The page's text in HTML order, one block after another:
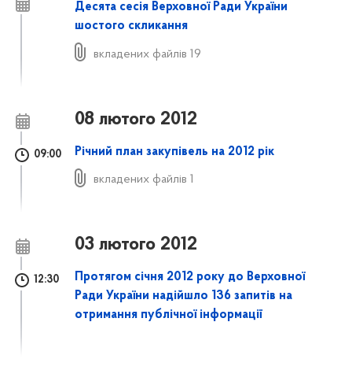
Десята сесія Верховної Ради України
шостого скликання
вкладених файлів 19
08 лютого 2012
09:00 Річний план закупівель на 2012 рік
вкладених файлів 1
03 лютого 2012
12:30
Протягом січня 2012 року до Верховної
Ради України надійшло 136 запитів на
отримання публічної інформації